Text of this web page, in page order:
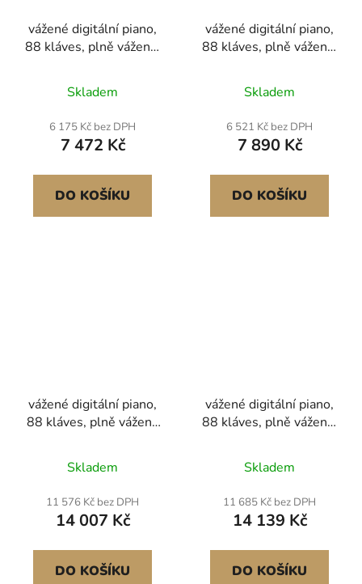
vážené digitální piano,
88 kláves, plně vážené,
klaviatury s nábytkovým
stojanem, napájecí
adaptér, trojitý pedál,
funkce nahrávání, 280
tónů, bezdrátové
připojení, pro
začátečníky, černé
Skladem
6 175 Kč bez DPH
7 472 Kč
DO KOŠÍKU
vážené digitální piano,
88 kláves, plně vážené,
klávesy se stojanem na
noty, trojitý pedál,
napájecí adaptér, 280
tónů, podpora
bezdrátového připojení,
pro začátečníky, barva
dřeva
Skladem
6 521 Kč bez DPH
7 890 Kč
DO KOŠÍKU
vážené digitální piano,
88 kláves, plně vážené
klávesnice a
reproduktory,
jednoduchý držák na
skříňku s dvojitou lavicí
pro sluchátka, 200 tónů
a rytmů, podpora
Bluetooth/USB/MIDI,
Skladem
11 576 Kč bez DPH
14 007 Kč
DO KOŠÍKU
vážené digitální piano,
88 kláves, plně vážené,
klaviatury s nábytkovým
stojanem, napájecí
adaptér, trojitý pedál,
680 tónů, podpora
bezdrátového připojení,
se sluchátky, pro
začátečníky
Skladem
11 685 Kč bez DPH
14 139 Kč
DO KOŠÍKU